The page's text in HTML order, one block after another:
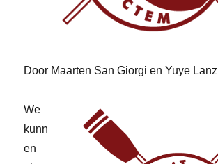
Door Maarten San Giorgi en Yuye Lanz
We
kunn
en